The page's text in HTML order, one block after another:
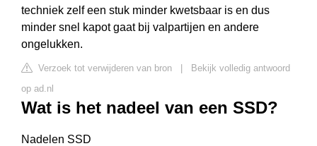
techniek zelf een stuk minder kwetsbaar is en dus
minder snel kapot gaat bij valpartijen en andere
ongelukken.
Verzoek tot verwijderen van bron
Bekijk volledig antwoord
op ad.nl
Wat is het nadeel van een SSD?
Nadelen SSD